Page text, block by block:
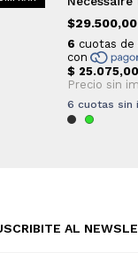
$29.500,00
6 cuotas sin
AL